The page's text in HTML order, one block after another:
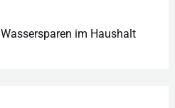
im Haushalt